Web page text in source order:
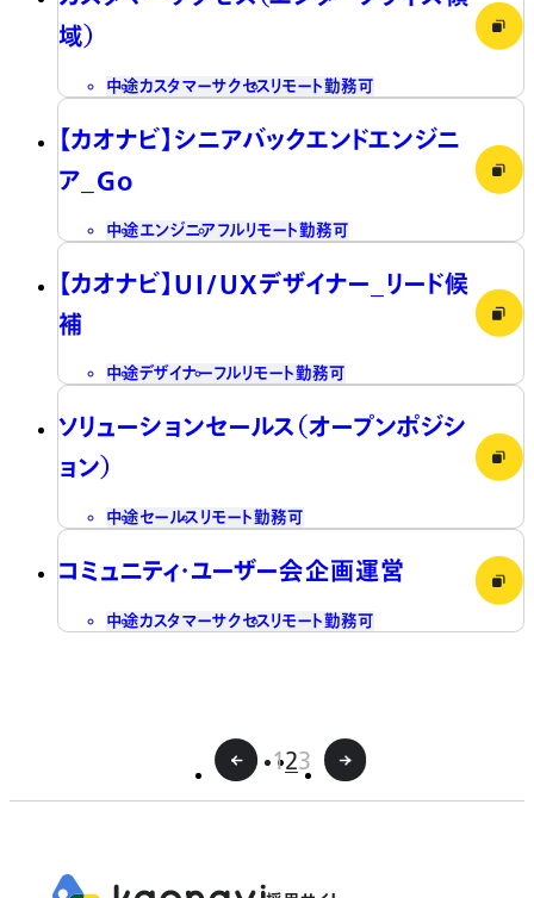
域）
中途カスタマーサクセスリモート勤務可
【カオナビ】シニアバックエンドエンジニ
ア_Go
中途 エンジニア フルリモート勤務可
【カオナビ】UI/UXデザイナー_リード候
補
中途デザイナーフルリモート勤務可
ソリューションセールス（オープンポジシ
ョン）
中途セールス リモート勤務可
コミュニティ・ユーザー会企画運営
中途カスタマーサクセス リモート勤務可
123